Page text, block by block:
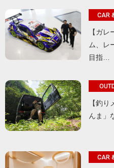
CAR
【ガ
ム、レ
目指…
【釣
んま」
CAR